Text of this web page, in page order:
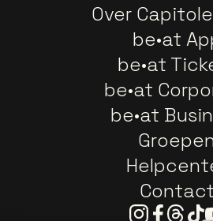
Over
be•at
be•at
be•at
be•at
Contact
Instagram
Facebook